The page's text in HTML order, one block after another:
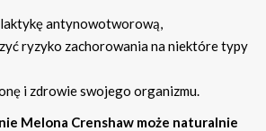
antynowotworową,
ryzyko zachorowania na niektóre typy
i zdrowie swojego organizmu.
Melona Crenshaw może naturalnie